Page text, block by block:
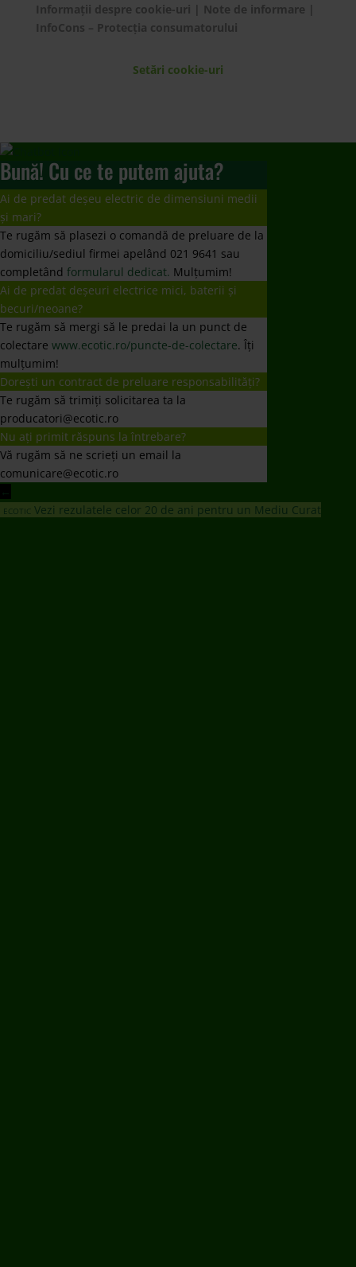
Informații despre cookie-uri
Note de informare
InfoCons – Protecția consumatorului
Setări cookie-uri
Bună! Cu ce te putem ajuta?
Ai de predat deșeu electric de dimensiuni medii
și mari?
Te rugăm să plasezi o comandă de preluare de la
domiciliu/sediul firmei apelând 021 9641 sau
completând formularul dedicat. Mulțumim!
Ai de predat deșeuri electrice mici, baterii și
becuri/neoane?
Te rugăm să mergi să le predai la un punct de
colectare www.ecotic.ro/puncte-de-colectare. Îți
mulțumim!
Dorești un contract de preluare responsabilități?
Te rugăm să trimiți solicitarea ta la
producatori@ecotic.ro
Nu ați primit răspuns la întrebare?
Vă rugăm să ne scrieți un email la
comunicare@ecotic.ro
←
ECOTIC Vezi rezulatele celor 20 de ani pentru un Mediu Curat